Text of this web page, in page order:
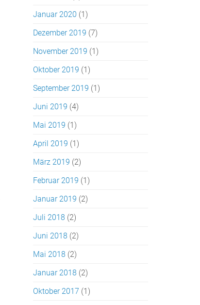
Januar 2020 (1)
Dezember 2019 (7)
November 2019 (1)
Oktober 2019 (1)
September 2019 (1)
Juni 2019 (4)
Mai 2019 (1)
April 2019 (1)
März 2019 (2)
Februar 2019 (1)
Januar 2019 (2)
Juli 2018 (2)
Juni 2018 (2)
Mai 2018 (2)
Januar 2018 (2)
Oktober 2017 (1)